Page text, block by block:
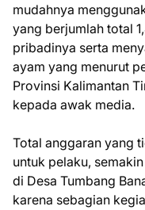
mudahnya
yang berjumlah total
pribadinya serta
ayam yang menurut
Provinsi Kalimantan
kepada awak media.
Total anggaran yang
untuk pelaku,
di Desa Tumbang
karena sebagian